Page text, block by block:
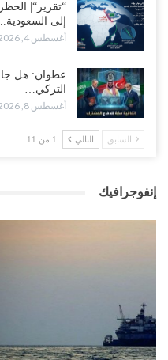
“تقرير“|
إلى
أغسطس 4, 2026
عطوان: هل جاء
التركي…
أغسطس 8, 2026
السابق التالي 1 من 11
إنفوجرافيك